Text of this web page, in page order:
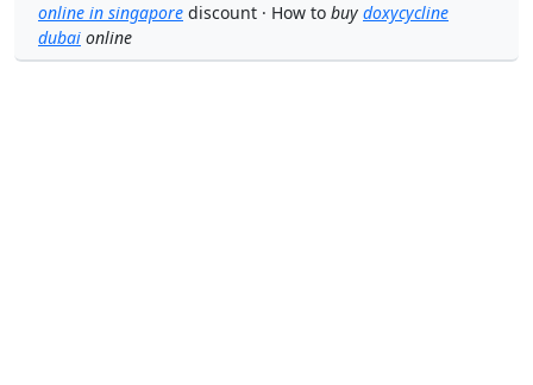
online in singapore discount · How to buy doxycycline
dubai online